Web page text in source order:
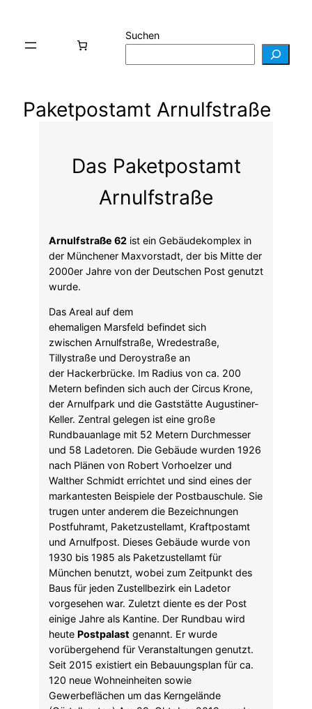
Suchen
Paketpostamt Arnulfstraße
Das Paketpostamt
Arnulfstraße
Arnulfstraße 62 ist ein Gebäudekomplex in
der Münchener Maxvorstadt, der bis Mitte der
2000er Jahre von der Deutschen Post genutzt
wurde.
Das Areal auf dem
ehemaligen Marsfeld befindet sich
zwischen Arnulfstraße, Wredestraße,
Tillystraße und Deroystraße an
der Hackerbrücke. Im Radius von ca. 200
Metern befinden sich auch der Circus Krone,
der Arnulfpark und die Gaststätte Augustiner-
Keller. Zentral gelegen ist eine große
Rundbauanlage mit 52 Metern Durchmesser
und 58 Ladetoren. Die Gebäude wurden 1926
nach Plänen von Robert Vorhoelzer und
Walther Schmidt errichtet und sind eines der
markantesten Beispiele der Postbauschule. Sie
trugen unter anderem die Bezeichnungen
Postfuhramt, Paketzustellamt, Kraftpostamt
und Arnulfpost. Dieses Gebäude wurde von
1930 bis 1985 als Paketzustellamt für
München benutzt, wobei zum Zeitpunkt des
Baus für jeden Zustellbezirk ein Ladetor
vorgesehen war. Zuletzt diente es der Post
einige Jahre als Kantine. Der Rundbau wird
heute Postpalast genannt. Er wurde
vorübergehend für Veranstaltungen genutzt.
Seit 2015 existiert ein Bebauungsplan für ca.
120 neue Wohneinheiten sowie
Gewerbeflächen um das Kerngelände